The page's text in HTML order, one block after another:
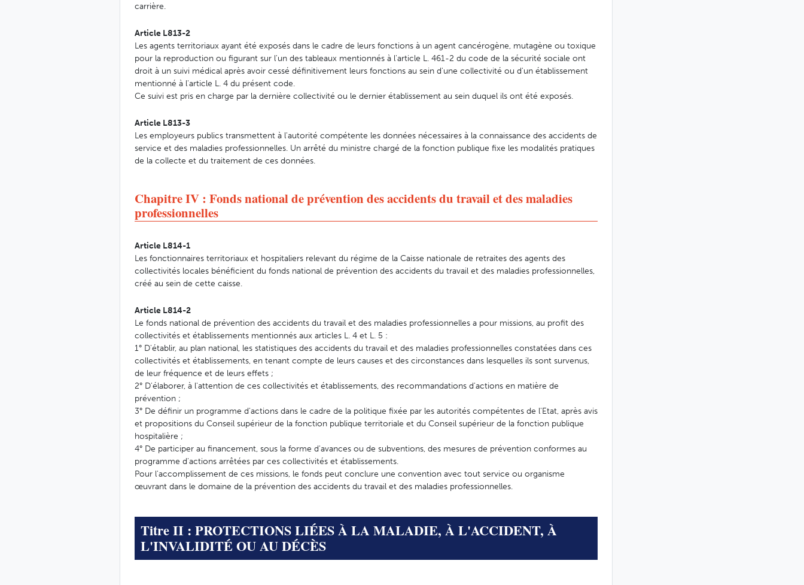
carrière.
Article L813-2
Les agents territoriaux ayant été exposés dans le cadre de leurs fonctions à un agent cancérogène, mutagène ou toxique
pour la reproduction ou figurant sur l'un des tableaux mentionnés à l'article L. 461-2 du code de la sécurité sociale ont
droit à un suivi médical après avoir cessé définitivement leurs fonctions au sein d'une collectivité ou d'un établissement
mentionné à l'article L. 4 du présent code.
Ce suivi est pris en charge par la dernière collectivité ou le dernier établissement au sein duquel ils ont été exposés.
Article L813-3
Les employeurs publics transmettent à l'autorité compétente les données nécessaires à la connaissance des accidents de
service et des maladies professionnelles. Un arrêté du ministre chargé de la fonction publique fixe les modalités pratiques
de la collecte et du traitement de ces données.
Chapitre IV : Fonds national de prévention des accidents du travail et des maladies
professionnelles
Article L814-1
Les fonctionnaires territoriaux et hospitaliers relevant du régime de la Caisse nationale de retraites des agents des
collectivités locales bénéficient du fonds national de prévention des accidents du travail et des maladies professionnelles,
créé au sein de cette caisse.
Article L814-2
Le fonds national de prévention des accidents du travail et des maladies professionnelles a pour missions, au profit des
collectivités et établissements mentionnés aux articles L. 4 et L. 5 :
1° D'établir, au plan national, les statistiques des accidents du travail et des maladies professionnelles constatées dans ces
collectivités et établissements, en tenant compte de leurs causes et des circonstances dans lesquelles ils sont survenus,
de leur fréquence et de leurs effets ;
2° D'élaborer, à l'attention de ces collectivités et établissements, des recommandations d'actions en matière de
prévention ;
3° De définir un programme d'actions dans le cadre de la politique fixée par les autorités compétentes de l'Etat, après avis
et propositions du Conseil supérieur de la fonction publique territoriale et du Conseil supérieur de la fonction publique
hospitalière ;
4° De participer au financement, sous la forme d'avances ou de subventions, des mesures de prévention conformes au
programme d'actions arrêtées par ces collectivités et établissements.
Pour l'accomplissement de ces missions, le fonds peut conclure une convention avec tout service ou organisme
œuvrant dans le domaine de la prévention des accidents du travail et des maladies professionnelles.
Titre II : PROTECTIONS LIÉES À LA MALADIE, À L'ACCIDENT, À
L'INVALIDITÉ OU AU DÉCÈS